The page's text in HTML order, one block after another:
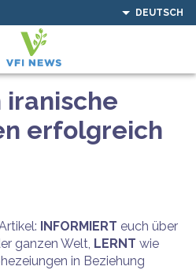
DEUTSCH
iranische
erfolgreich
INFORMIERT euch über
ganzen Welt, LERNT wie
in Beziehung